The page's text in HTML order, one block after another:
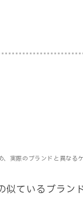
実際のブランドと異なる
似ているブラン